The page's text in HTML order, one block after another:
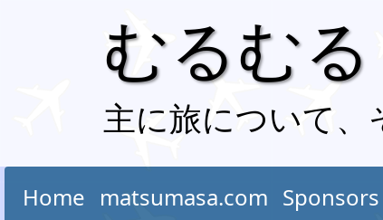
むるむ
主に旅について、
Home matsumasa.com Sponsors